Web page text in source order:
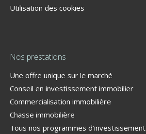
Utilisation des cookies
Nos prestations
Une offre unique sur le marché
Conseil en investissement immobilier
Commercialisation immobilière
Chasse immobilière
Tous nos programmes d’investissement